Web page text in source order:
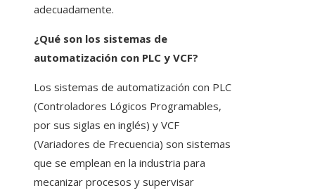
adecuadamente.
¿Qué son los sistemas de
automatización con PLC y VCF?
Los sistemas de automatización con PLC
(Controladores Lógicos Programables,
por sus siglas en inglés) y VCF
(Variadores de Frecuencia) son sistemas
que se emplean en la industria para
mecanizar procesos y supervisar